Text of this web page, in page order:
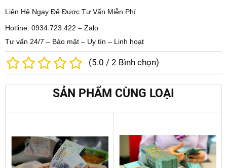
Liên Hệ Ngay Để Được Tư Vấn Miễn Phí
Hotline: 0934.723.422 – Zalo
Tư vấn 24/7 – Bảo mật – Uy tín – Linh hoạt
(5.0 / 2 Bình chọn)
SẢN PHẨM CÙNG LOẠI